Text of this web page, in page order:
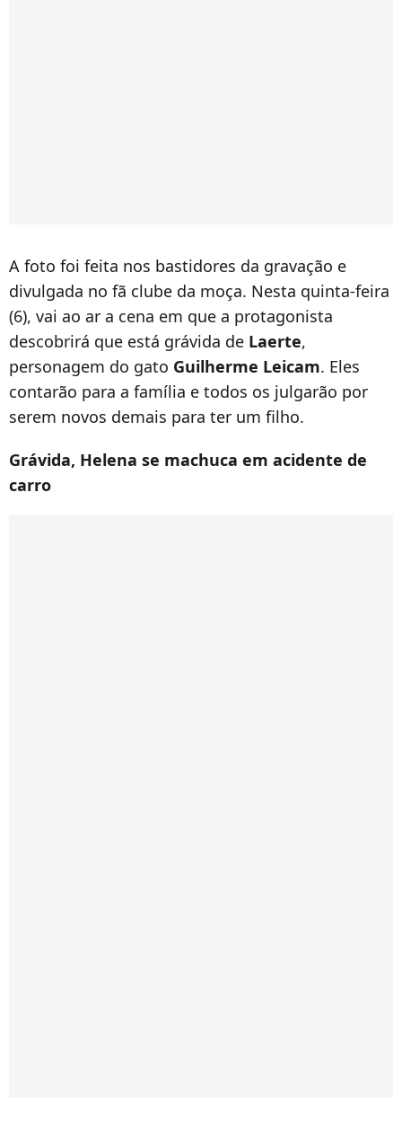
A foto foi feita nos bastidores da gravação e
divulgada no fã clube da moça. Nesta quinta-feira
(6), vai ao ar a cena em que a protagonista
descobrirá que está grávida de Laerte,
personagem do gato Guilherme Leicam. Eles
contarão para a família e todos os julgarão por
serem novos demais para ter um filho.
Grávida, Helena se machuca em acidente de
carro